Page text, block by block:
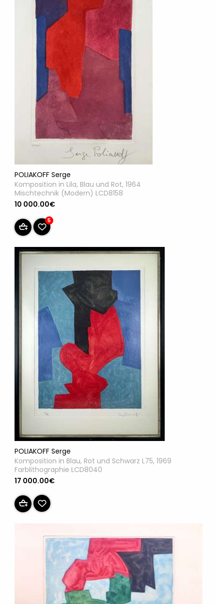
POLIAKOFF Serge
Komposition in Lila, Blau und Rot, 1964
Mischtechnik (Modern) LCD8158
10 000.00€
5
POLIAKOFF Serge
Komposition in Blau, Rot und Schwarz L75, 1969
Farblithographie LCD8040
17 000.00€